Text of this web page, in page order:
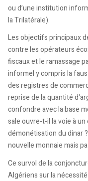
ou d’une institution
la Trilatérale).
Les objectifs principaux
contre les opérateurs
fiscaux et le ramassage
informel y compris la
des registres de
reprise de la quantité
confondre avec la base
sale ouvre-t-il la voie à
démonétisation du dinar
nouvelle monnaie mais
Ce survol de la
Algériens sur la